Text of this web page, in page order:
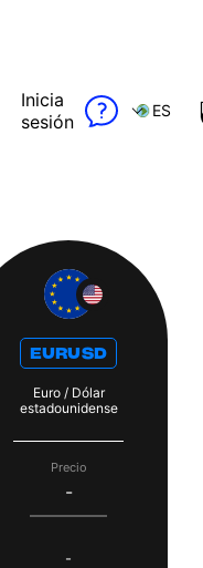
Inicia
sesión
ES
EURUSD
Euro / Dólar
estadounidense
Precio
-
-